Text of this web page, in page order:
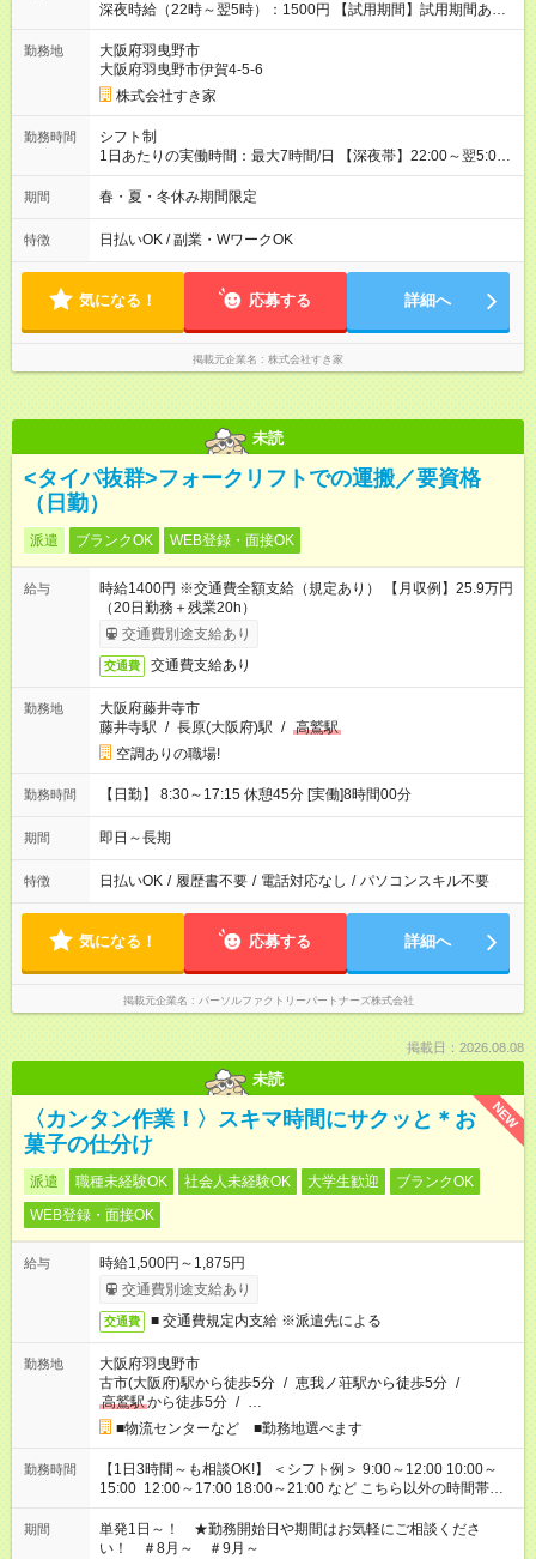
深夜時給（22時～翌5時）：1500円 【試用期間】試用期間あり
試用期間の長さ：1ヶ月 雇用形態、給与は本採用時と同じです。
試用期間の実態は30日（※条件変更なし）ですが、切り上げで
一ヶ月とさせていただきます。 研修制度あり：15時間(研修中も
同時給）
勤務地
大阪府羽曳野市
大阪府羽曳野市伊賀4-5-6
株式会社すき家
勤務時間
シフト制
1日あたりの実働時間：最大7時間/日 【深夜帯】22:00～翌5:00
週2日～・1日2h～OK◎ ※22:00から翌5:00までは18歳以上の方
のみ勤務可能です（18歳未満の深夜業務禁止のため） ★深夜で
す。 必ず、2名以上での勤務を行いますので、安心して働けま
す。
期間 春・夏・冬休み期間限定
特徴 日払いOK / 副業・WワークOK
気になる！ 応募する 詳細へ
掲載元企業名 株式会社すき家
未読
<タイパ抜群>フォークリフトでの運搬／要資格
（日勤）
派遣 ブランクOK WEB登録・面接OK
給与
時給1400円 ※交通費全額支給（規定あり） 【月収例】25.9万円
（20日勤務＋残業20h）
交通費別途支給あり
交通費 交通費支給あり
勤務地
大阪府藤井寺市
藤井寺駅 / 長原(大阪府)駅 / 高鷲駅
空調ありの職場!
勤務時間 【日勤】 8:30～17:15 休憩45分 [実働]8時間00分
期間 即日～長期
特徴 日払いOK / 履歴書不要 / 電話対応なし / パソコンスキル不要
気になる！ 応募する 詳細へ
掲載元企業名 パーソルファクトリーパートナーズ株式会社
掲載日：2026.08.08
未読
NEW
〈カンタン作業！〉スキマ時間にサクッと＊お
菓子の仕分け
派遣 職種未経験OK 社会人未経験OK 大学生歓迎
ブランクOK
WEB登録・面接OK
給与
時給1,500円～1,875円
交通費別途支給あり
交通費 ■ 交通費規定内支給 ※派遣先による
勤務地
大阪府羽曳野市
古市(大阪府)駅から徒歩5分 / 恵我ノ荘駅から徒歩5分 /
高鷲駅から徒歩5分 / …
■物流センターなど ■勤務地選べます
勤務時間
【1日3時間～も相談OK!】 ＜シフト例＞ 9:00～12:00 10:00～
15:00 12:00～17:00 18:00～21:00 など こちら以外の時間帯も
お気軽にご相談ください！
期間
単発1日～！ ★勤務開始日や期間はお気軽にご相談くださ
い！ ＃8月～ ＃9月～